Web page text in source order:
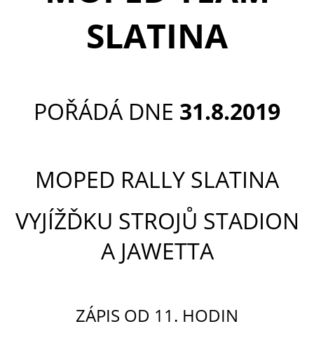
SLATINA
POŘÁDÁ DNE 31.8.2019
MOPED RALLY SLATINA
VYJÍŽĎKU STROJŮ STADION
A JAWETTA
ZÁPIS OD 11. HODIN